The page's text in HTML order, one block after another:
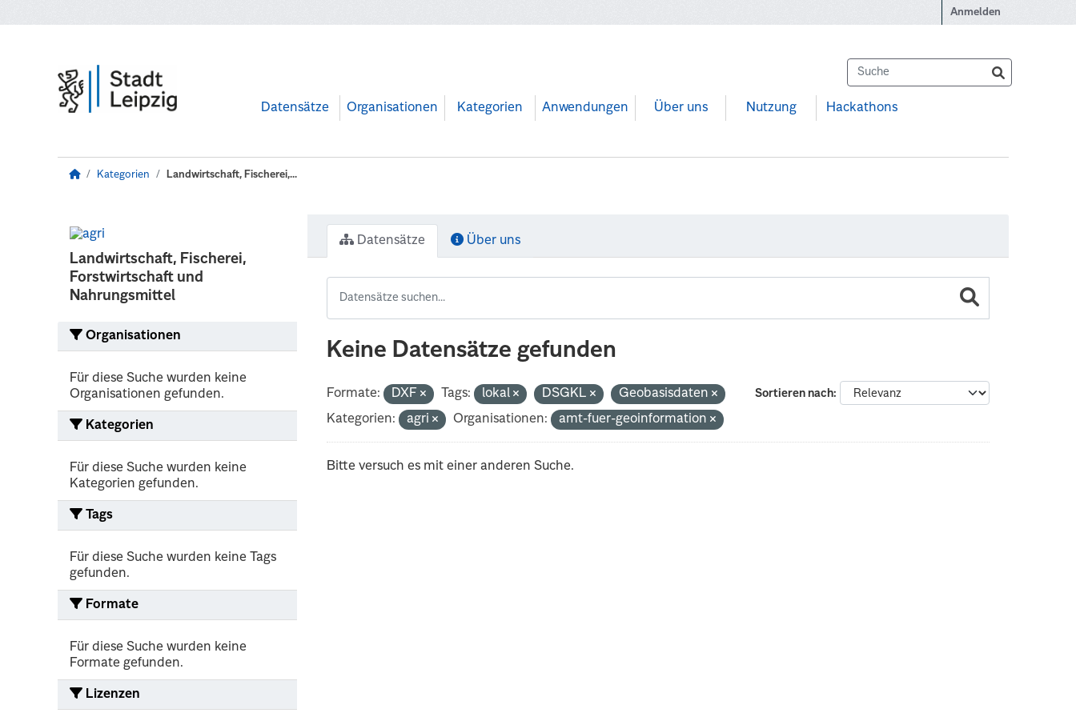
Anmelden
Datensätze Organisationen Kategorien Anwendungen Über uns Nutzung Hackathons
Kategorien Landwirtschaft, Fischerei,...
Landwirtschaft, Fischerei,
Forstwirtschaft und
Nahrungsmittel
Organisationen
Für diese Suche wurden keine
Organisationen gefunden.
Kategorien
Für diese Suche wurden keine
Kategorien gefunden.
Tags
Für diese Suche wurden keine Tags
gefunden.
Formate
Für diese Suche wurden keine
Formate gefunden.
Lizenzen
Datensätze Über uns
Keine Datensätze gefunden
Sortieren nach
Formate: DXF Tags: lokal DSGKL
Geobasisdaten
Kategorien:
agri Organisationen: amt-fuer-geoinformation
Bitte versuch es mit einer anderen Suche.